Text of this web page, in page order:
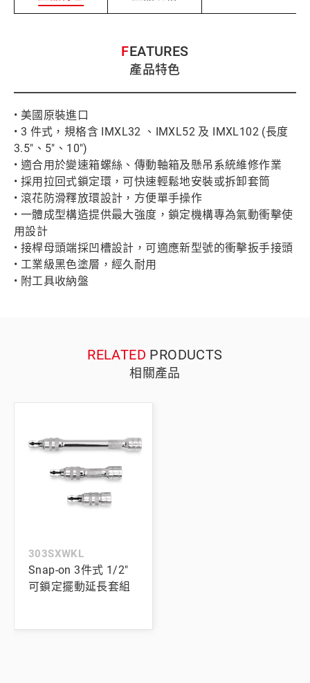
FEATURES
產品特色
• 美國原裝進口
• 3 件式，規格含 IMXL32 、IMXL52 及 IMXL102 (長度
3.5"、5"、10")
• 適合用於變速箱螺絲、傳動軸箱及懸吊系統維修作業
• 採用拉回式鎖定環，可快速輕鬆地安裝或拆卸套筒
• 滾花防滑釋放環設計，方便單手操作
• 一體成型構造提供最大強度，鎖定機構專為氣動衝擊使
用設計
• 接桿母頭端採凹槽設計，可適應新型號的衝擊扳手接頭
• 工業級黑色塗層，經久耐用
• 附工具收納盤
RELATED PRODUCTS
相關產品
303SXWKL
Snap-on 3件式 1/2"
可鎖定擺動延長套組